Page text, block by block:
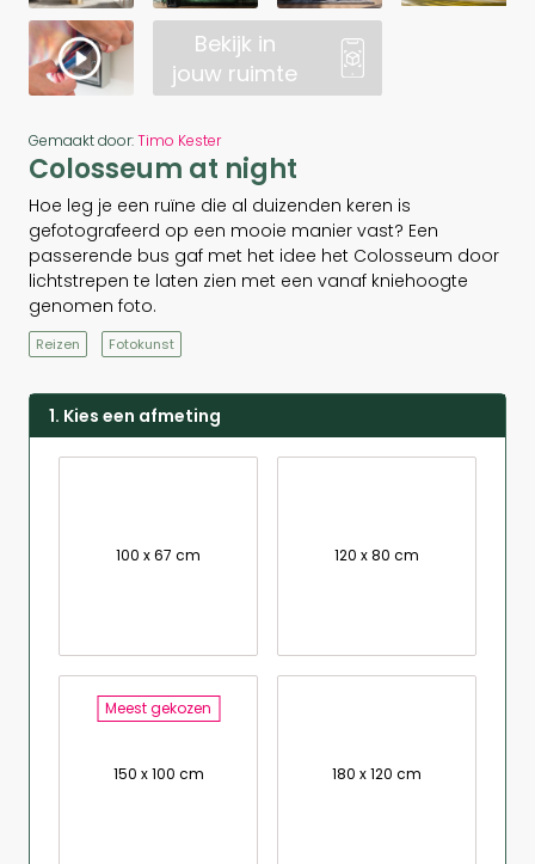
Bekijk in
jouw ruimte
Gemaakt door:Timo Kester
Colosseum at night
Hoe leg je een ruïne die al duizenden keren is
gefotografeerd op een mooie manier vast? Een
passerende bus gaf met het idee het Colosseum door
lichtstrepen te laten zien met een vanaf kniehoogte
genomen foto.
Reizen Fotokunst
1. Kies een afmeting
100 x 67 cm 120 x 80 cm
Meest gekozen
150 x 100 cm 180 x 120 cm